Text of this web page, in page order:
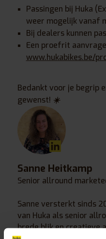
Passingen bij Huka
weer mogelijk vanaf
Bij dealers kunnen
Een proefrit
www.hukabikes.be/
Bedankt voor je begrip
gewenst! ☀️
Sanne Heitkamp
Senior allround
Sanne versterkt sinds
van Huka als senior
brede blik en creatieve